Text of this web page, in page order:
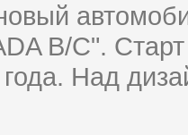
B/C".
Над